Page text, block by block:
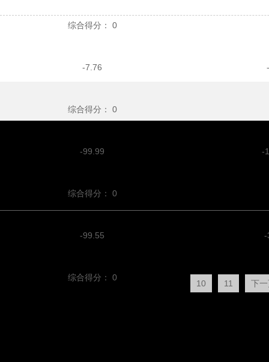
综合得分： 0
-7.76
综合得分： 0
-99.99 -
综合得分： 0
-99.55 -
综合得分： 0
10 11 下